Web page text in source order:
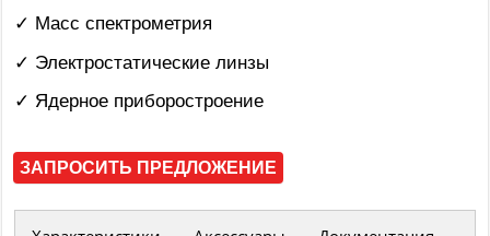
✓ Масс спектрометрия
✓ Электростатические линзы
✓ Ядерное приборостроение
ЗАПРОСИТЬ ПРЕДЛОЖЕНИЕ